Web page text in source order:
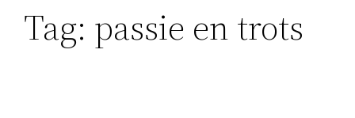
Tag: passie en trots